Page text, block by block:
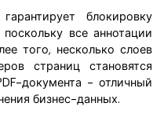
гарантирует блокировку
все аннотации
того, несколько слоев
страниц становятся
документа - отличный
бизнес-данных.